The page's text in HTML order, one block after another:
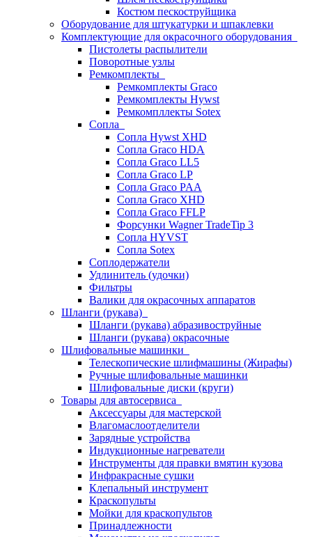
Костюм пескоструйщика
Оборудование для штукатурки и шпаклевки
Комплектующие для окрасочного оборудования
Пистолеты распылители
Поворотные узлы
Ремкомплекты
Ремкомплекты Graco
Ремкомплекты Hywst
Ремкомпллекты Sotex
Сопла
Сопла Hywst XHD
Сопла Graco HDA
Сопла Graco LL5
Сопла Graco LP
Сопла Graco PAA
Сопла Graco XHD
Сопла Graco FFLP
Форсунки Wagner TradeTip 3
Сопла HYVST
Сопла Sotex
Соплодержатели
Удлинитель (удочки)
Фильтры
Валики для окрасочных аппаратов
Шланги (рукава)
Шланги (рукава) абразивоструйные
Шланги (рукава) окрасочные
Шлифовальные машинки
Телескопические шлифмашины (Жирафы)
Ручные шлифовальные машинки
Шлифовальные диски (круги)
Товары для автосервиса
Аксессуары для мастерской
Влагомаслоотделители
Зарядные устройства
Индукционные нагреватели
Инструменты для правки вмятин кузова
Инфракрасные сушки
Клепальный инструмент
Краскопульты
Мойки для краскопультов
Принадлежности